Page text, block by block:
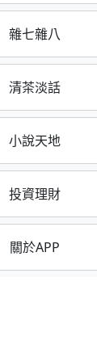
雜七雜八
清茶淡話
小說天地
投資理財
關於APP